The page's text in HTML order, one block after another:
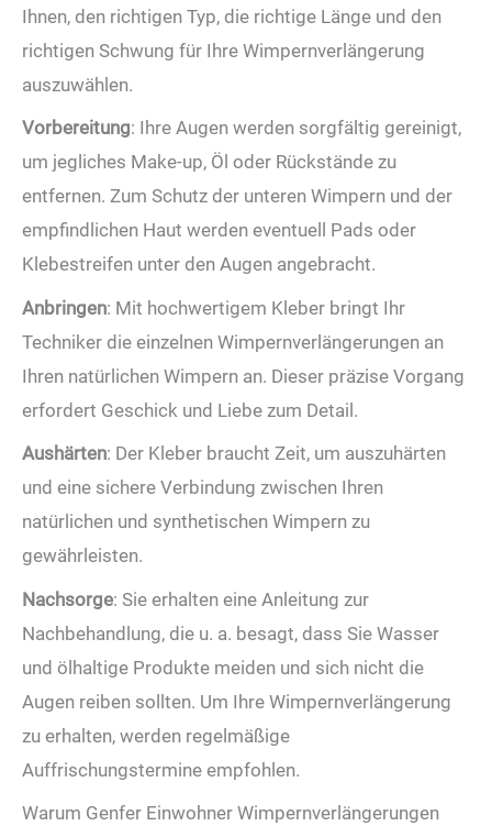
Ihnen, den richtigen Typ, die richtige Länge und den
richtigen Schwung für Ihre Wimpernverlängerung
auszuwählen.
Vorbereitung: Ihre Augen werden sorgfältig gereinigt,
um jegliches Make-up, Öl oder Rückstände zu
entfernen. Zum Schutz der unteren Wimpern und der
empfindlichen Haut werden eventuell Pads oder
Klebestreifen unter den Augen angebracht.
Anbringen: Mit hochwertigem Kleber bringt Ihr
Techniker die einzelnen Wimpernverlängerungen an
Ihren natürlichen Wimpern an. Dieser präzise Vorgang
erfordert Geschick und Liebe zum Detail.
Aushärten: Der Kleber braucht Zeit, um auszuhärten
und eine sichere Verbindung zwischen Ihren
natürlichen und synthetischen Wimpern zu
gewährleisten.
Nachsorge: Sie erhalten eine Anleitung zur
Nachbehandlung, die u. a. besagt, dass Sie Wasser
und ölhaltige Produkte meiden und sich nicht die
Augen reiben sollten. Um Ihre Wimpernverlängerung
zu erhalten, werden regelmäßige
Auffrischungstermine empfohlen.
Warum Genfer Einwohner Wimpernverlängerungen